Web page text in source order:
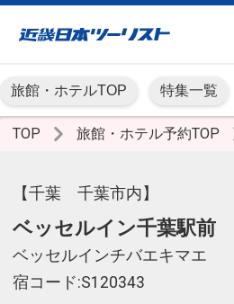
旅館・ホテルTOP 特集一覧
TOP 旅館・ホテル予約TOP
【千葉 千葉市内】
ベッセルイン千葉駅前
ベッセルインチバエキマエ
宿コード:S120343